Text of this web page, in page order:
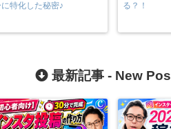
に特化した秘密♪
る？！
最新記事 - New